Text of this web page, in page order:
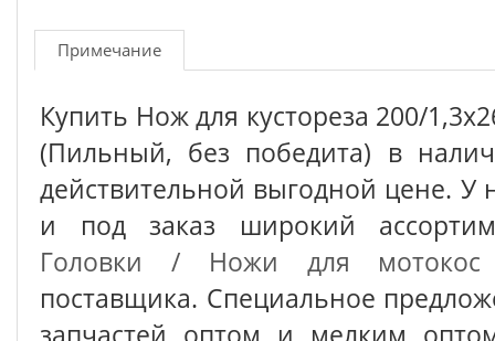
Примечание
Купить Нож для кустореза 200/
(Пильный, без победита) в
действительной выгодной цене. У
и под заказ широкий
Головки / Ножи для мотокос
поставщика. Специальное